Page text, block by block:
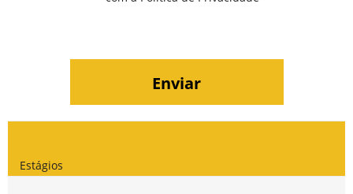
Estágios